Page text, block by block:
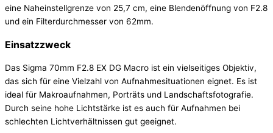
eine Naheinstellgrenze von 25,7 cm, eine Blendenöffnung von F2.8
und ein Filterdurchmesser von 62mm.
Einsatzzweck
Das Sigma 70mm F2.8 EX DG Macro ist ein vielseitiges Objektiv,
das sich für eine Vielzahl von Aufnahmesituationen eignet. Es ist
ideal für Makroaufnahmen, Porträts und Landschaftsfotografie.
Durch seine hohe Lichtstärke ist es auch für Aufnahmen bei
schlechten Lichtverhältnissen gut geeignet.